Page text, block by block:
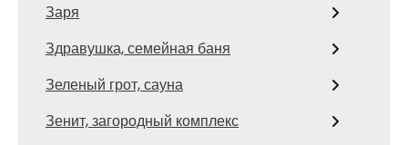
Заря
Здравушка, семейная баня
Зеленый грот, сауна
Зенит, загородный комплекс